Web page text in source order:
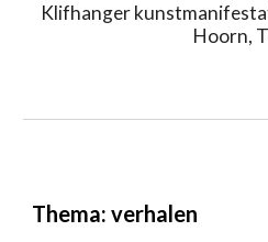
Klifhanger
Hoorn,
Thema: verhalen